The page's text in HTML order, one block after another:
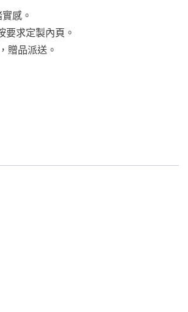
感。
要求定製內頁。
贈品派送。